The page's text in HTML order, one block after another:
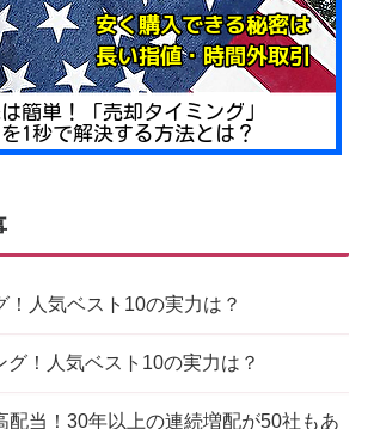
！人気ベスト10の実力は？
！人気ベスト10の実力は？
配当！30年以上の連続増配が50社もあ